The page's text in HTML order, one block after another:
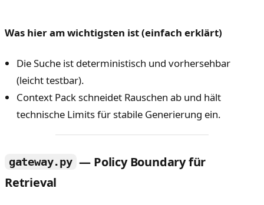
Was hier am wichtigsten ist (einfach erklärt)
Die Suche ist deterministisch und vorhersehbar
(leicht testbar).
Context Pack schneidet Rauschen ab und hält
technische Limits für stabile Generierung ein.
gateway.py — Policy Boundary für
Retrieval